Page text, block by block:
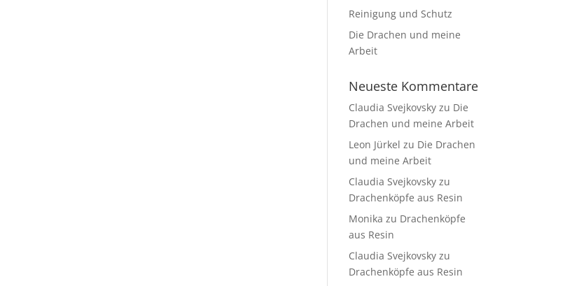
Reinigung und Schutz
Die Drachen und meine
Arbeit
Neueste Kommentare
Claudia Svejkovsky zu Die
Drachen und meine Arbeit
Leon Jürkel zu Die Drachen
und meine Arbeit
Claudia Svejkovsky zu
Drachenköpfe aus Resin
Monika zu Drachenköpfe
aus Resin
Claudia Svejkovsky zu
Drachenköpfe aus Resin